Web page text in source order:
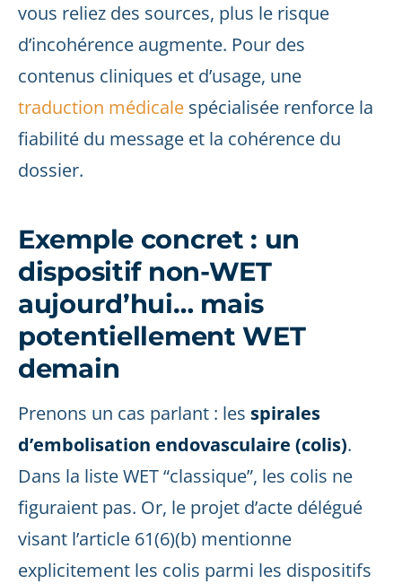
vous reliez des sources, plus le risque
d’incohérence augmente. Pour des
contenus cliniques et d’usage, une
traduction médicale spécialisée renforce la
fiabilité du message et la cohérence du
dossier.
Exemple concret : un
dispositif non-WET
aujourd’hui… mais
potentiellement WET
demain
Prenons un cas parlant : les spirales
d’embolisation endovasculaire (colis).
Dans la liste WET “classique”, les colis ne
figuraient pas. Or, le projet d’acte délégué
visant l’article 61(6)(b) mentionne
explicitement les colis parmi les dispositifs